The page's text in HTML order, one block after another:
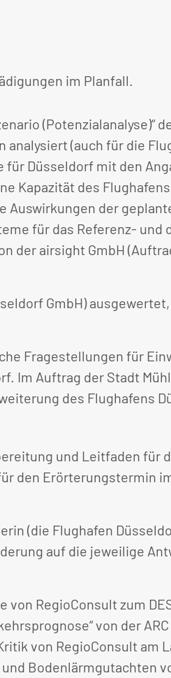
im Planfall.
(Potenzialanalyse)“
analysiert (auch für die
Düsseldorf mit den
Kapazität des
der
für das Referenz- und
der airsight GmbH
GmbH)
Fragestellungen für
Im Auftrag der Stadt
des Flughafens
und Leitfaden für
den Erörterungstermin
(die Flughafen
auf die jeweilige
RegioConsult zum
von der
von RegioConsult am
Bodenlärmgutachten